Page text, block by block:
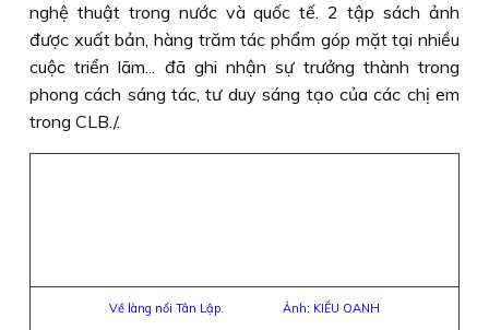
nghệ thuật trong nước và quốc tế. 2 tập sách ảnh
được xuất bản, hàng trăm tác phẩm góp mặt tại nhiều
cuộc triển lãm... đã ghi nhận sự trưởng thành trong
phong cách sáng tác, tư duy sáng tạo của các chị em
trong CLB./.
Về làng nổi Tân Lập. Ảnh: KIỀU OANH